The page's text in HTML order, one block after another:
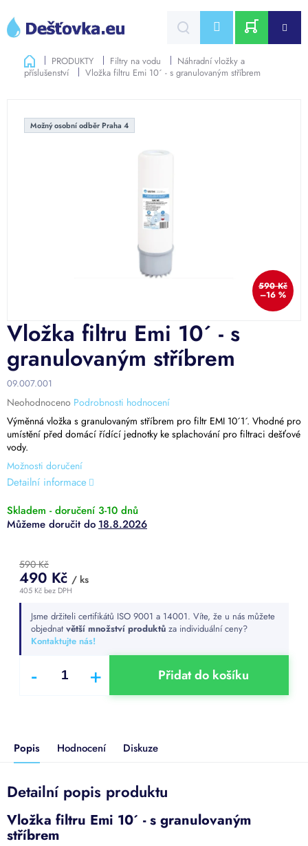
obsah
CZK
NÁKUPNÍ
KOŠÍK
DomůPRODUKTY Filtry na vodu
Náhradní vložky a
příslušenství
Vložka filtru Emi 10´ - s granulovaným stříbrem
590 Kč
–16 %
Možný osobní odběr Praha 4
Možnosti doručení
Výměnná vložka s granulovaným stříbrem pro filtr EMI 10´1´. Vhodné pro
umístění před domácí řídící jednotky ke splachování pro filtraci dešťové
vody.
Detailní informace
Vložka filtru Emi 10´ - s
granulovaným stříbrem
09.007.001
Průměrné
hodnocení
produktu
je
0,0
z
5
Neohodnoceno Podrobnosti hodnocení
Skladem - doručení 3-10 dnů
18.8.2026
590 Kč
490 Kč / ks
405 Kč bez DPH
cena:Jsme držiteli certifikátů ISO 9001 a 14001. Víte, že u nás můžete
objednat větší množství produktů za individuální ceny?
Kontaktujte nás!
Přidat do košíku
Popis Hodnocení Diskuze
Detailní popis produktu
Vložka filtru Emi 10´ - s granulovaným
stříbrem